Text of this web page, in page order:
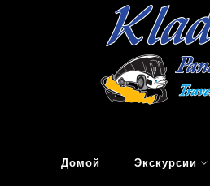
Домой Экскурсии